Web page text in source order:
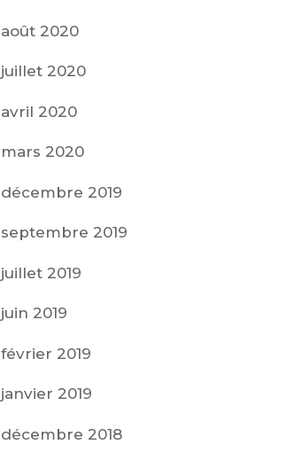
août 2020
juillet 2020
avril 2020
mars 2020
décembre 2019
septembre 2019
juillet 2019
juin 2019
février 2019
janvier 2019
décembre 2018